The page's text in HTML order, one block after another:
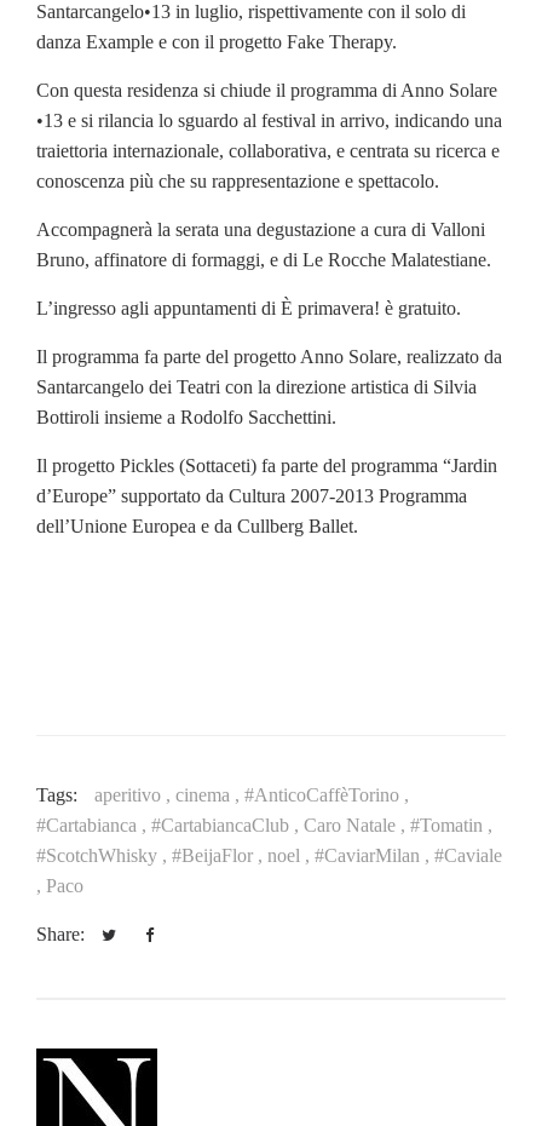
Santarcangelo•13 in luglio, rispettivamente con il solo di
danza Example e con il progetto Fake Therapy.
Con questa residenza si chiude il programma di Anno Solare
•13 e si rilancia lo sguardo al festival in arrivo, indicando una
traiettoria internazionale, collaborativa, e centrata su ricerca e
conoscenza più che su rappresentazione e spettacolo.
Accompagnerà la serata una degustazione a cura di Valloni
Bruno, affinatore di formaggi, e di Le Rocche Malatestiane.
L’ingresso agli appuntamenti di È primavera! è gratuito.
Il programma fa parte del progetto Anno Solare, realizzato da
Santarcangelo dei Teatri con la direzione artistica di Silvia
Bottiroli insieme a Rodolfo Sacchettini.
Il progetto Pickles (Sottaceti) fa parte del programma “Jardin
d’Europe” supportato da Cultura 2007-2013 Programma
dell’Unione Europea e da Cullberg Ballet.
Tags: aperitivo , cinema , #AnticoCaffèTorino ,
#Cartabianca , #CartabiancaClub , Caro Natale , #Tomatin ,
#ScotchWhisky , #BeijaFlor , noel , #CaviarMilan , #Caviale
, Paco
Share: